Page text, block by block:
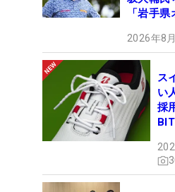
「岩手
2026年8
ス
い
採
ュ